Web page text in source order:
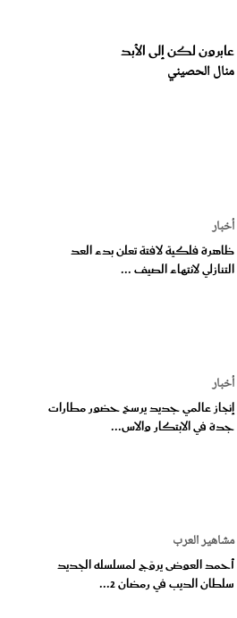
عابرون لكن إلى الأبد
منال الحصيني
أخبار
ظاهرة فلكية لافتة تعلن بدء العد
التنازلي لانتهاء الصيف ...
أخبار
إنجاز عالمي جديد يرسخ حضور مطارات
جدة في الابتكار والاس...
مشاهير العرب
أحمد العوضى يروّج لمسلسله الجديد
سلطان الديب في رمضان 2...